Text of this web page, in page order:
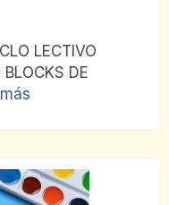
LECTIVO
DE